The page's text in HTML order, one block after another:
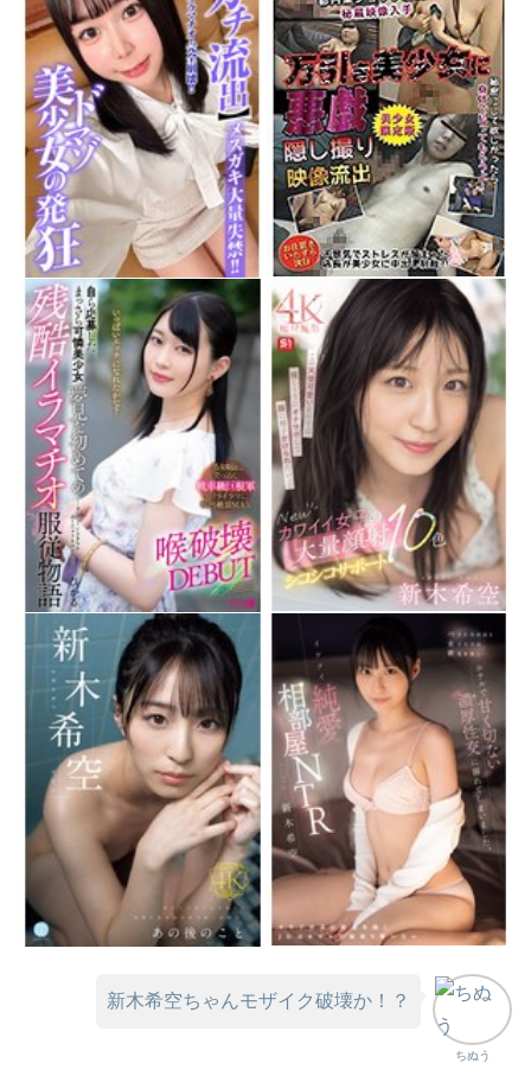
ちぬう
新木希空ちゃんモザイク破壊か！？